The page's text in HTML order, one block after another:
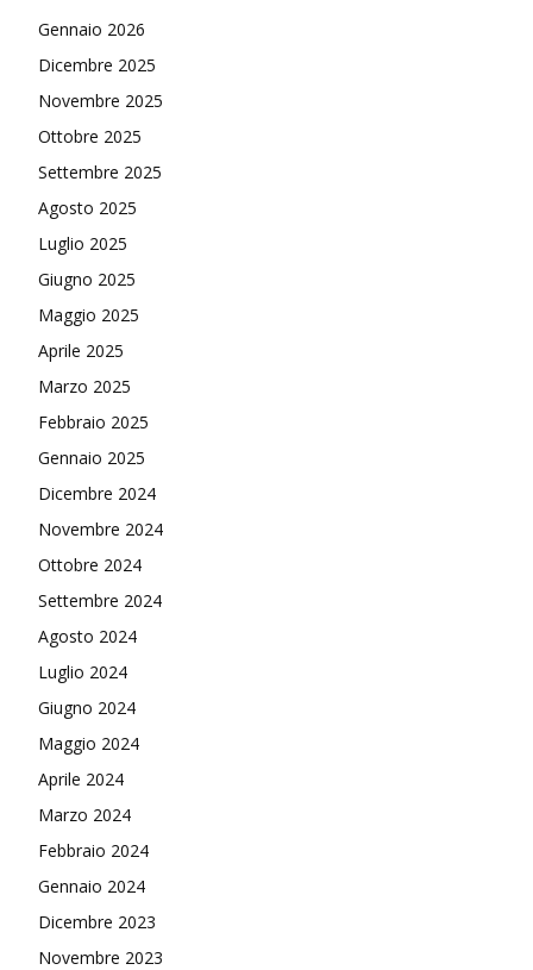
Gennaio 2026
Dicembre 2025
Novembre 2025
Ottobre 2025
Settembre 2025
Agosto 2025
Luglio 2025
Giugno 2025
Maggio 2025
Aprile 2025
Marzo 2025
Febbraio 2025
Gennaio 2025
Dicembre 2024
Novembre 2024
Ottobre 2024
Settembre 2024
Agosto 2024
Luglio 2024
Giugno 2024
Maggio 2024
Aprile 2024
Marzo 2024
Febbraio 2024
Gennaio 2024
Dicembre 2023
Novembre 2023